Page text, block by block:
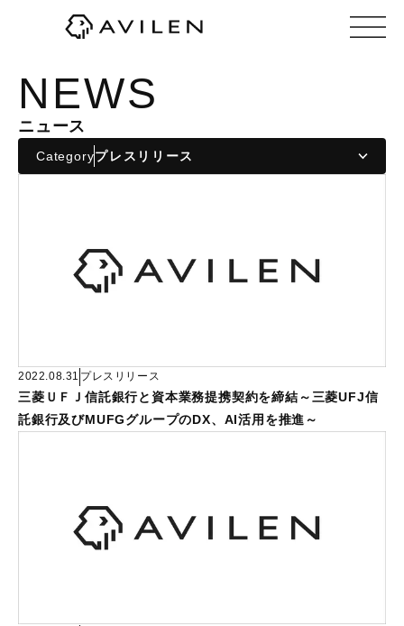
株式会社AVILEN（アヴィレン）
NEWS
ニュース
Category
2022.08.31 プレスリリース
三菱ＵＦＪ信託銀行と資本業務提携契約を締結～三菱UFJ信
託銀行及びMUFGグループのDX、AI活用を推進～